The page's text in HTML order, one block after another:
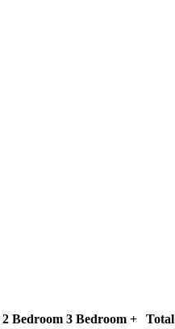
2 Bedroom 3 Bedroom +
Total